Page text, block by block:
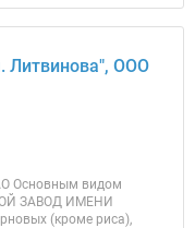
Литвинова", ООО
Основным видом
ЗАВОД ИМЕНИ
(кроме риса),